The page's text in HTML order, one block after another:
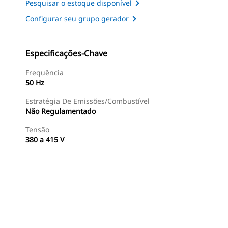
Pesquisar o estoque disponível
Configurar seu grupo gerador
Especificações-Chave
Frequência
50 Hz
Estratégia De Emissões/Combustível
Não Regulamentado
Tensão
380 a 415 V